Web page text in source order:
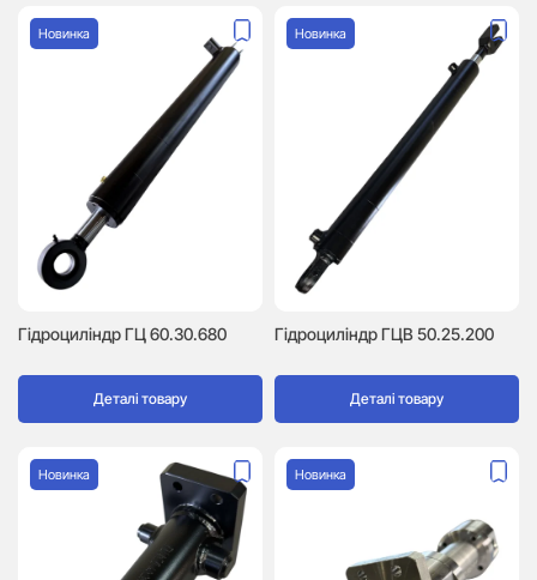
Гідроциліндр ГЦ 60.30.680
Деталі товару
Новинка
Гідроциліндр ГЦВ 50.25.200
Деталі товару
Новинка
Новинка Новинка